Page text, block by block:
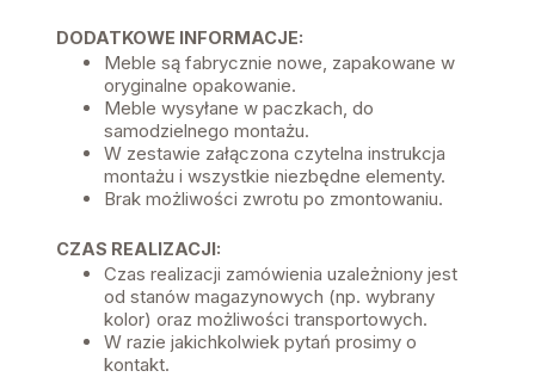
DODATKOWE INFORMACJE:
Meble są fabrycznie nowe, zapakowane w
oryginalne opakowanie.
Meble wysyłane w paczkach, do
samodzielnego montażu.
W zestawie załączona czytelna instrukcja
montażu i wszystkie niezbędne elementy.
Brak możliwości zwrotu po zmontowaniu.
CZAS REALIZACJI:
Czas realizacji zamówienia uzależniony jest
od stanów magazynowych (np. wybrany
kolor) oraz możliwości transportowych.
W razie jakichkolwiek pytań prosimy o
kontakt.